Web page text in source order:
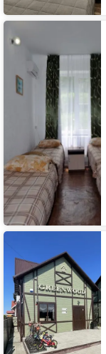
Гостиница
Чайка
База
Гринвуд-
Азов